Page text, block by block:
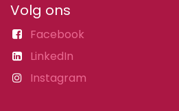
Volg ons
Facebook
LinkedIn
Instagram